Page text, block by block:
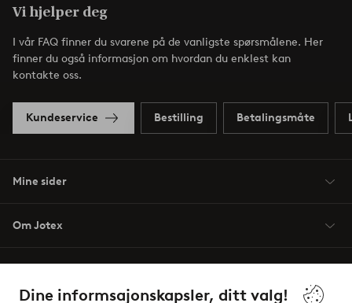
Dine informsajonskapsler, ditt valg!
Vi hjelper deg
I vår FAQ finner du svarene på de vanligste spørsmålene. Her
finner du også informasjon om hvordan du enklest kan
kontakte oss.
Kundeservice Bestilling Betalingsmåte
Mine sider
Om Jotex